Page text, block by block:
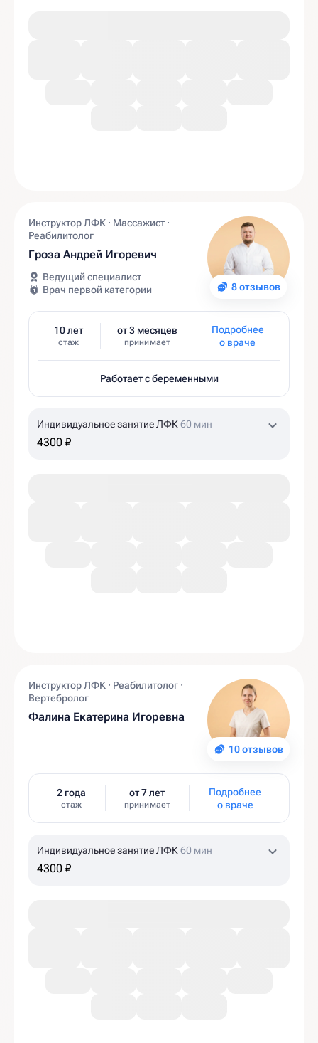
8 отзывов
Инструктор ЛФК · Массажист ·
Реабилитолог
Гроза Андрей Игоревич
Ведущий специалист
Врач первой категории
10 лет
стаж
от 3 месяцев
принимает
Подробнее
о враче
Работает с беременными
Индивидуальное занятие ЛФК60 мин
4300 ₽
10 отзывов
Инструктор ЛФК · Реабилитолог ·
Вертебролог
Фалина Екатерина Игоревна
2 года
стаж
от 7 лет
принимает
Подробнее
о враче
Индивидуальное занятие ЛФК60 мин
4300 ₽